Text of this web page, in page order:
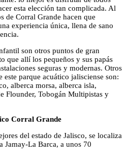
esta elección tan complicada. Al
de Corral Grande hacen que
experiencia única, llena de sano
son otros puntos de gran
que allí los pequeños y sus papás
seguras y modernas. Otros
parque acuático jalisciense son:
alberca morsa, alberca isla,
Flounder, Tobogán Multipistas y
Corral Grande
del estado de Jalisco, se localiza
Jamay-La Barca, a unos 70